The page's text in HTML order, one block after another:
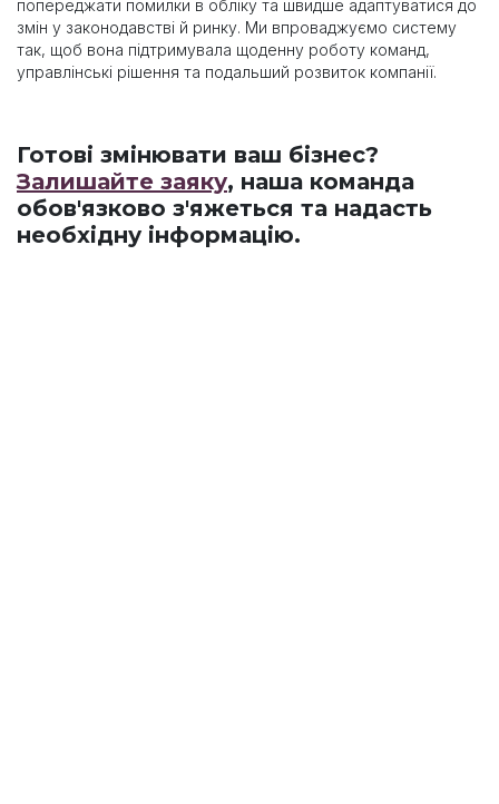
попереджати помилки в обліку та швидше адаптуватися до
змін у законодавстві й ринку. Ми впроваджуємо систему
так, щоб вона підтримувала щоденну роботу команд,
управлінські рішення та подальший розвиток компанії.
Готові змінювати ваш бізнес?
Залишайте заяку, наша команда
обов'язково з'яжеться та надасть
необхідну інформацію.